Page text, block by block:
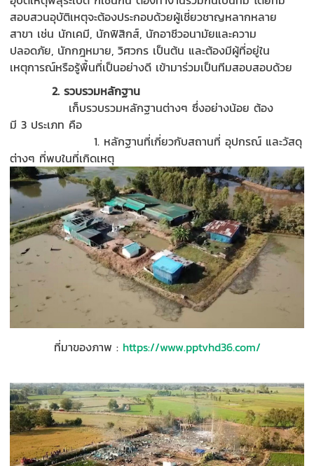
สอบสวนอุบัติเหตุจะต้องประกอบด้วยผู้เชี่ยวชาญหลากหลาย
สาขา เช่น นักเคมี, นักฟิสิกส์, นักอาชีวอนามัยและความ
ปลอดภัย, นักกฎหมาย, วิศวกร เป็นต้น และต้องมีผู้ที่อยู่ใน
เหตุการณ์หรือรู้พื้นที่เป็นอย่างดี เข้ามาร่วมเป็นทีมสอบสอบด้วย
2.รวบรวมหลักฐาน
เก็บรวบรวมหลักฐานต่างๆ ซึ่งอย่างน้อย ต้อง
มี 3 ประเภท คือ
1. หลักฐานที่เกี่ยวกับสถานที่ อุปกรณ์ และวัสดุ
ต่างๆ ที่พบในที่เกิดเหตุ
ที่มาของภาพ : https://www.pptvhd36.com/